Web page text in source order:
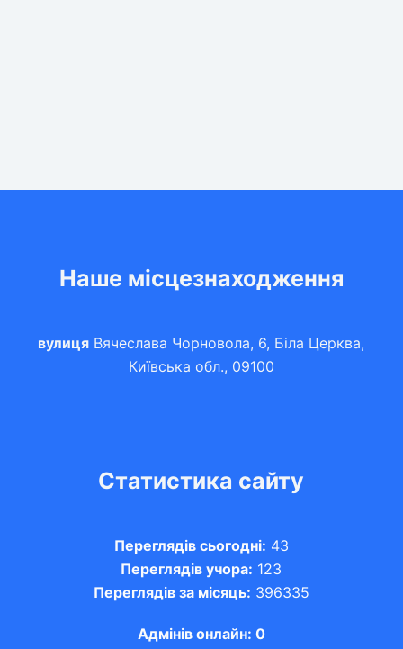
Наше місцезнаходження
вулиця Вячеслава Чорновола, 6, Біла Церква,
Київська обл., 09100
Статистика сайту
Переглядів сьогодні: 43
Переглядів учора: 123
Переглядів за місяць: 396335
Адмінів онлайн: 0